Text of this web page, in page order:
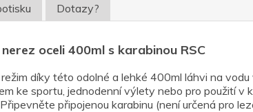
Dotazy?
oceli 400ml s karabinou RSC
díky této odolné a lehké 400ml láhvi na
ke sportu, jednodenní výlety nebo pro použití
připojenou karabinu (není určená pro